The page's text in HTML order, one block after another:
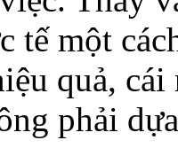
tế một
quả,
phải